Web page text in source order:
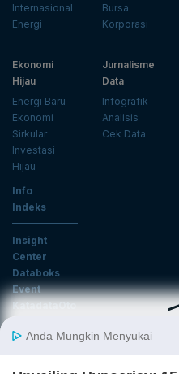
Internasional
Energi
Bursa
Korporasi
Ekonomi
Hijau
Energi Baru
Ekonomi
Sirkular
Investasi
Hijau
Jurnalisme
Data
Infografik
Analisis
Cek Data
Info
Indeks
Insight
Center
Databoks
Event
KatadataOto